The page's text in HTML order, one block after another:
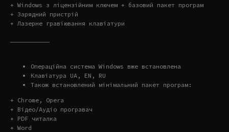
+ Windows з ліцензійним ключем + базовий пакет програм
+ Зарядний пристрій
+ Лазерне гравіювання клавіатури
———————————
Операційна система Windows вже встановлена
Клавіатура UA, EN, RU
Також встановлений мінімальний пакет програм:
+ Chrome, Opera
+ Відео/Аудіо програвач
+ PDF читалка
+ Word